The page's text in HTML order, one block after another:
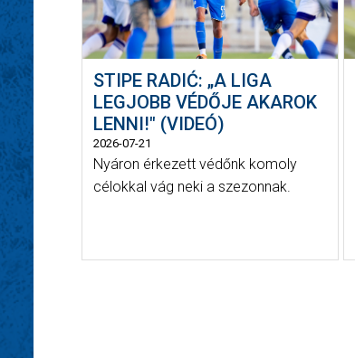
STIPE RADIĆ: „A LIGA
LEGJOBB VÉDŐJE AKAROK
LENNI!" (VIDEÓ)
2026-07-21
Nyáron érkezett védőnk komoly
célokkal vág neki a szezonnak.